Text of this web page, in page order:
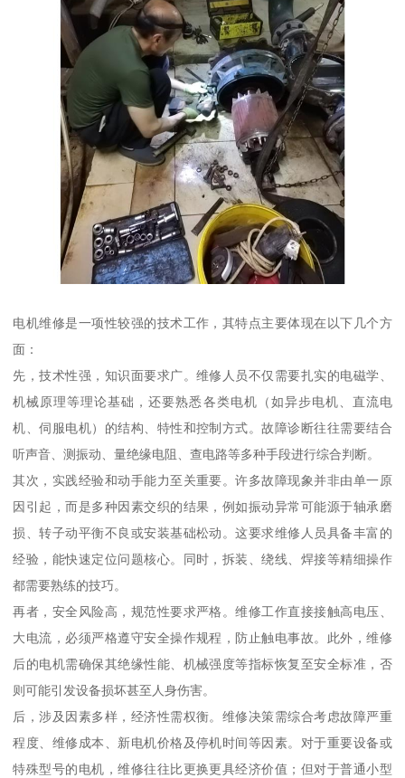
电机维修是一项性较强的技术工作，其特点主要体现在以下几个方
面：
先，技术性强，知识面要求广。维修人员不仅需要扎实的电磁学、
机械原理等理论基础，还要熟悉各类电机（如异步电机、直流电
机、伺服电机）的结构、特性和控制方式。故障诊断往往需要结合
听声音、测振动、量绝缘电阻、查电路等多种手段进行综合判断。
其次，实践经验和动手能力至关重要。许多故障现象并非由单一原
因引起，而是多种因素交织的结果，例如振动异常可能源于轴承磨
损、转子动平衡不良或安装基础松动。这要求维修人员具备丰富的
经验，能快速定位问题核心。同时，拆装、绕线、焊接等精细操作
都需要熟练的技巧。
再者，安全风险高，规范性要求严格。维修工作直接接触高电压、
大电流，必须严格遵守安全操作规程，防止触电事故。此外，维修
后的电机需确保其绝缘性能、机械强度等指标恢复至安全标准，否
则可能引发设备损坏甚至人身伤害。
后，涉及因素多样，经济性需权衡。维修决策需综合考虑故障严重
程度、维修成本、新电机价格及停机时间等因素。对于重要设备或
特殊型号的电机，维修往往比更换更具经济价值；但对于普通小型